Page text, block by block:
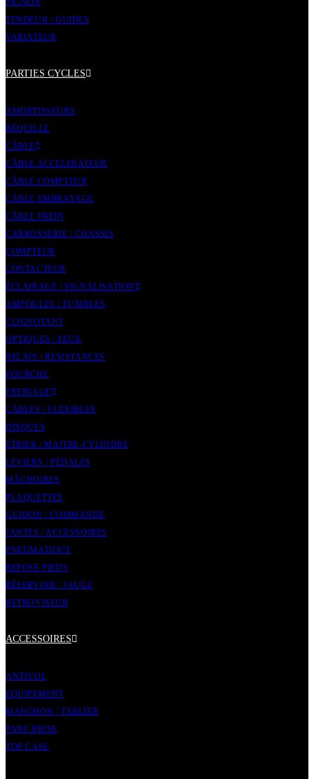
PIGNON
TENDEUR / GUIDES
VARIATEUR
PARTIES CYCLES
AMORTISSEURS
BÉQUILLE
CÂBLE
CÂBLE ACCELERATEUR
CÂBLE COMPTEUR
CÂBLE EMBRAYAGE
CÂBLE FREIN
CARROSSERIE / CHASSIS
COMPTEUR
CONTACTEUR
ÉCLAIRAGE / SIGNALISATION
AMPOULES / FUSIBLES
CLIGNOTANT
OPTIQUES / FEUX
RELAIS / RESISTANCES
FOURCHE
FREINAGE
CÂBLES / FLEXIBLES
DISQUES
ÉTRIER / MAITRE-CYLINDRE
LEVIERS / PÉDALES
MÂCHOIRES
PLAQUETTES
GUIDON / COMMANDE
JANTES / ACCESSOIRES
PNEUMATIQUE
REPOSE PIEDS
RÉSERVOIR / JAUGE
RETROVISEUR
ACCESSOIRES
ANTIVOL
EQUIPEMENT
MANCHON / TABLIER
PARE-BRISE
TOP CASE